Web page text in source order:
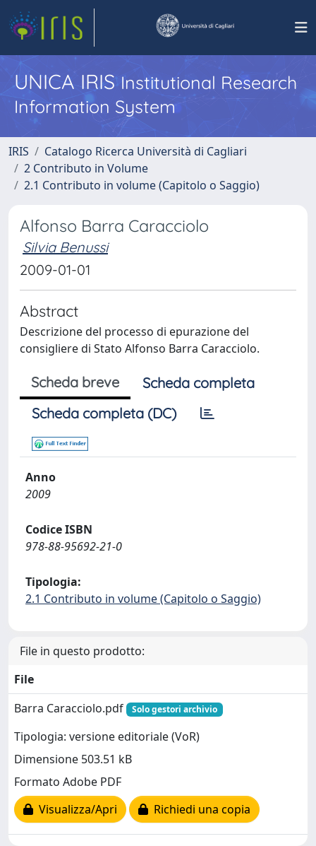
UNICA IRISInstitutional Research
Information System
IRIS
Catalogo Ricerca Università di Cagliari
2 Contributo in Volume
2.1 Contributo in volume (Capitolo o Saggio)
Alfonso Barra Caracciolo
Silvia Benussi
2009-01-01
Abstract
Descrizione del processo di epurazione del
consigliere di Stato Alfonso Barra Caracciolo.
Scheda breve
Scheda completa
Scheda completa (DC)
Anno
2009
Codice ISBN
978-88-95692-21-0
Tipologia:
2.1 Contributo in volume (Capitolo o Saggio)
File in questo prodotto:
File
Barra Caracciolo.pdf
Solo gestori archivio
Tipologia: versione editoriale (VoR)
Dimensione 503.51 kB
Formato Adobe PDF
Visualizza/Apri
Richiedi una copia